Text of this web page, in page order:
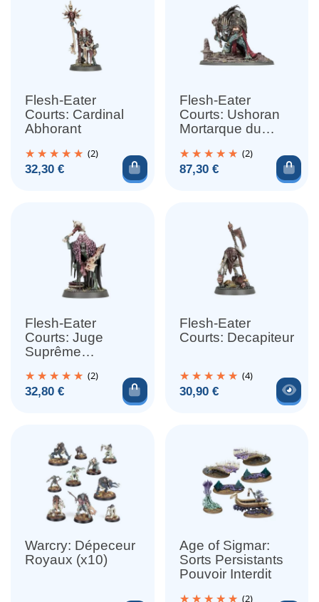
Flesh-Eater
Courts: Cardinal
Abhorant
(2)
Prix
32,30 € Ajouter au panier
Flesh-Eater
Courts: Ushoran
Mortarque du
(2)
Prix
87,30 €
Flesh-Eater
Courts: Juge
Suprême
(2)
Prix
32,80 € Ajouter au panier
Flesh-Eater
Courts: Decapiteur
(4)
Prix
30,90 €
Warcry: Dépeceur
Royaux (x10)
Age of Sigmar:
Sorts Persistants
Pouvoir Interdit
(2)